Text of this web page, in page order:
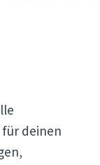
deinen